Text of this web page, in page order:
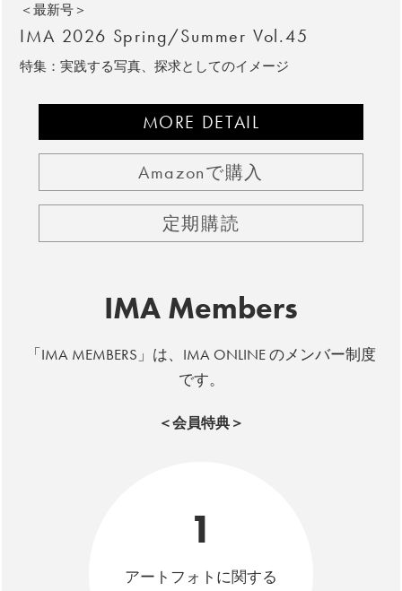
＜最新号＞
IMA 2026 Spring/Summer Vol.45
特集：実践する写真、探求としてのイメージ
MORE DETAIL
Amazonで購入
定期購読
IMA Members
「IMA MEMBERS」は、IMA ONLINE のメンバー制度
です。
＜会員特典＞
1
アートフォトに関する